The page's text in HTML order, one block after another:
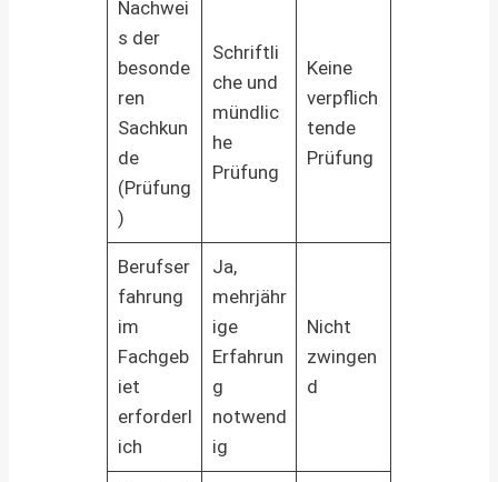
Nachwei
s der
besonde
ren
Sachkun
de
(Prüfung
)
Schriftli
che und
mündlic
he
Prüfung
Keine
verpflich
tende
Prüfung
Berufser
fahrung
im
Fachgeb
iet
erforderl
ich
Ja,
mehrjähr
ige
Erfahrun
g
notwend
ig
Nicht
zwingen
d